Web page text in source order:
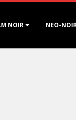
NOIR NEO-